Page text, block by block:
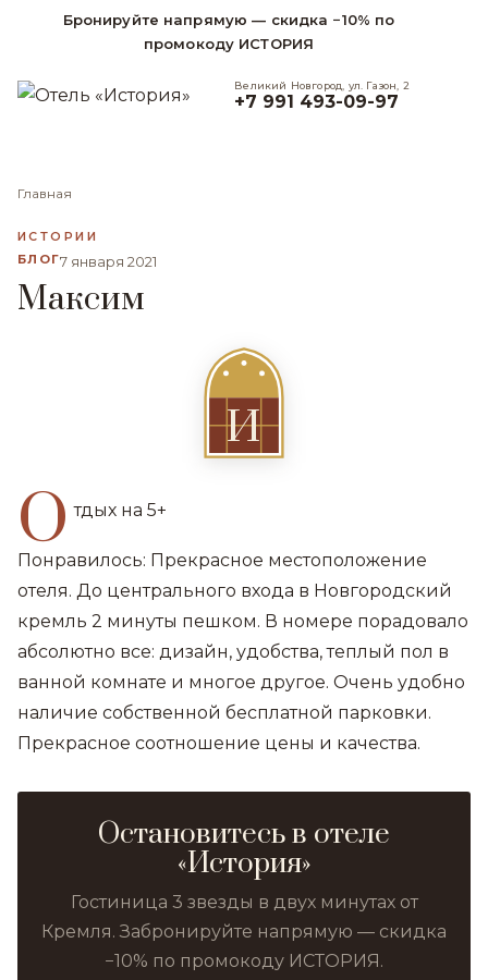
Бронируйте напрямую — скидка −10% по
промокоду ИСТОРИЯ
Великий Новгород, ул. Газон, 2
+7 991 493-09-97
Главная
ИСТОРИИ
БЛОГ7 января 2021
Максим
И
О тдых на 5+
Понравилось: Прекрасное местоположение
отеля. До центрального входа в Новгородский
кремль 2 минуты пешком. В номере порадовало
абсолютно все: дизайн, удобства, теплый пол в
ванной комнате и многое другое. Очень удобно
наличие собственной бесплатной парковки.
Прекрасное соотношение цены и качества.
Остановитесь в отеле
«История»
Гостиница 3 звезды в двух минутах от
Кремля. Забронируйте напрямую — скидка
−10% по промокоду ИСТОРИЯ.